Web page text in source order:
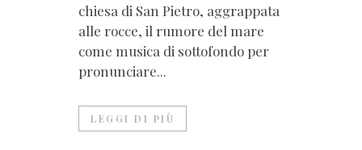
chiesa di San Pietro, aggrappata
alle rocce, il rumore del mare
come musica di sottofondo per
pronunciare...
LEGGI DI PIÙ